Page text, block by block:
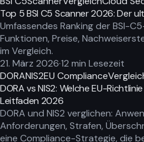
Top 5 BSI C5 Scanner 2026: Der
Umfassendes Ranking der BSI-
Funktionen, Preise,
im Vergleich.
21. März 2026·12 min Lesezeit
DORANIS2EU Compliance
DORA vs NIS2: Welche EU-
Leitfaden 2026
DORA und NIS2 verglichen:
Anforderungen, Strafen,
eine Compliance-Strategie, die